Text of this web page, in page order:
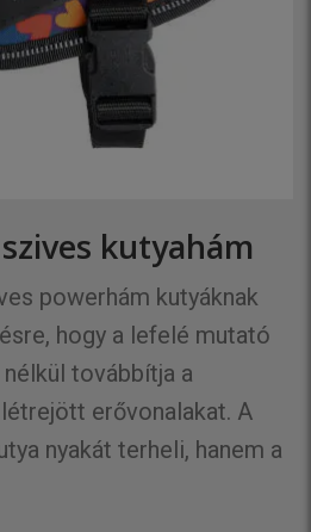
kutyahám
powerhám kutyáknak
hogy a lefelé mutató
továbbítja a
erővonalakat. A
nyakát terheli, hanem a